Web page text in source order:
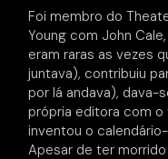
Foi membro do
Young com John
eram raras as vezes
juntava), contribuiu
por lá andava), dava-
própria editora com o
inventou o
Apesar de ter